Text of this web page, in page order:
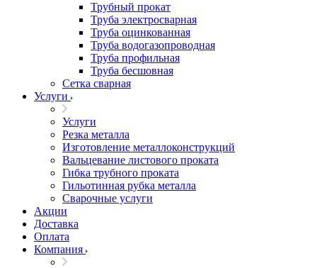
Трубный прокат
Труба электросварная
Труба оцинкованная
Труба водогазопроводная
Труба профильная
Труба бесшовная
Сетка сварная
Услуги
Услуги
Резка металла
Изготовление металлоконструкций
Вальцевание листового проката
Гибка трубного проката
Гильотинная рубка металла
Сварочные услуги
Акции
Доставка
Оплата
Компания